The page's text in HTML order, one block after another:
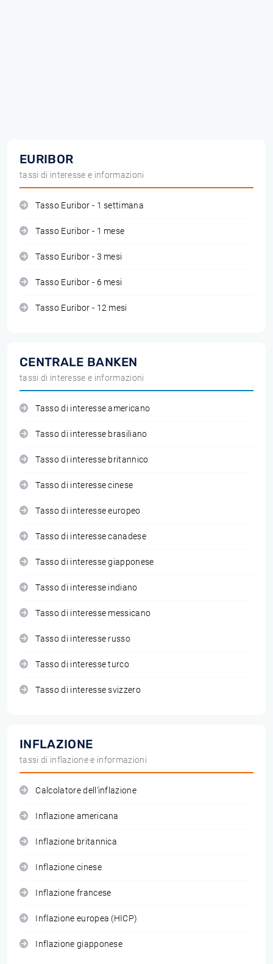
EURIBOR
tassi di interesse e informazioni
Tasso Euribor - 1 settimana
Tasso Euribor - 1 mese
Tasso Euribor - 3 mesi
Tasso Euribor - 6 mesi
Tasso Euribor - 12 mesi
CENTRALE BANKEN
tassi di interesse e informazioni
Tasso di interesse americano
Tasso di interesse brasiliano
Tasso di interesse britannico
Tasso di interesse cinese
Tasso di interesse europeo
Tasso di interesse canadese
Tasso di interesse giapponese
Tasso di interesse indiano
Tasso di interesse messicano
Tasso di interesse russo
Tasso di interesse turco
Tasso di interesse svizzero
INFLAZIONE
tassi di inflazione e informazioni
Calcolatore dell'inflazione
Inflazione americana
Inflazione britannica
Inflazione cinese
Inflazione francese
Inflazione europea (HICP)
Inflazione giapponese